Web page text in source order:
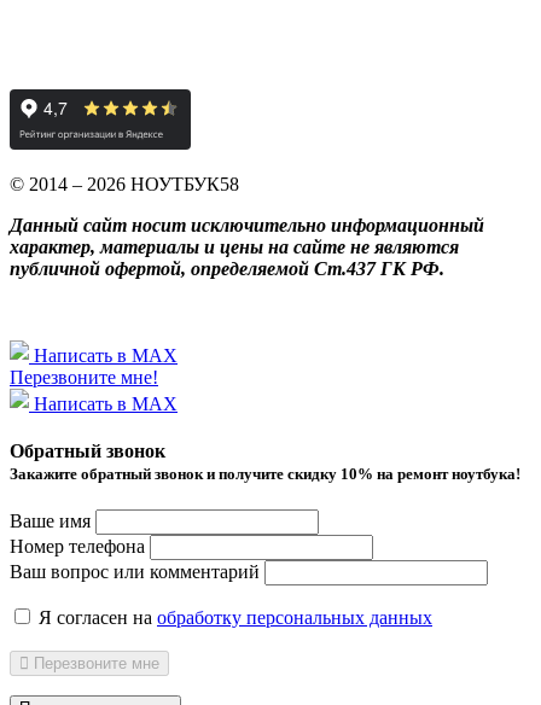
© 2014 – 2026 НОУТБУК58
Данный сайт носит исключительно информационный
характер, материалы и цены на сайте не являются
публичной офертой, определяемой Ст.437 ГК РФ.
Написать в MAX
Перезвоните мне!
Написать в MAX
Обратный звонок
Закажите обратный звонок и получитe скидку 10% на ремонт ноутбука!
Ваше имя
Номер телефона
Ваш вопрос или комментарий
Я согласен на обработку персональных данных
Перезвоните мне